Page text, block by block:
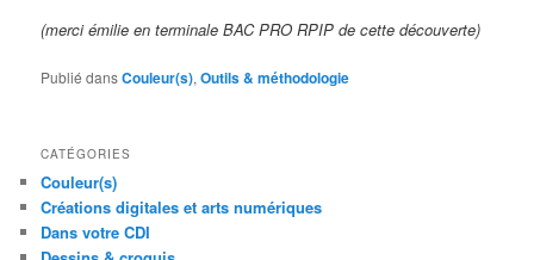
(merci émilie en terminale BAC PRO RPIP de cette découverte)
Publié dansCouleur(s),Outils & méthodologie
CATÉGORIES
Couleur(s)
Créations digitales et arts numériques
Dans votre CDI